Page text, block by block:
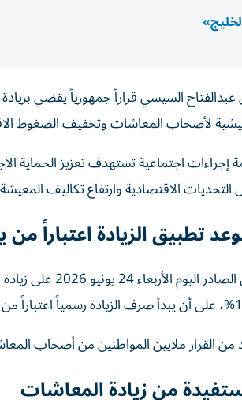
لأصحاب المعاشات وتخفيف الضغوط
إجراءات اجتماعية تستهدف تعزيز الحماية
التحديات الاقتصادية وارتفاع تكاليف
الزيادة اعتباراً من
ونص القرار
من القرار ملايين المواطنين من أصحاب
من زيادة المعاشات